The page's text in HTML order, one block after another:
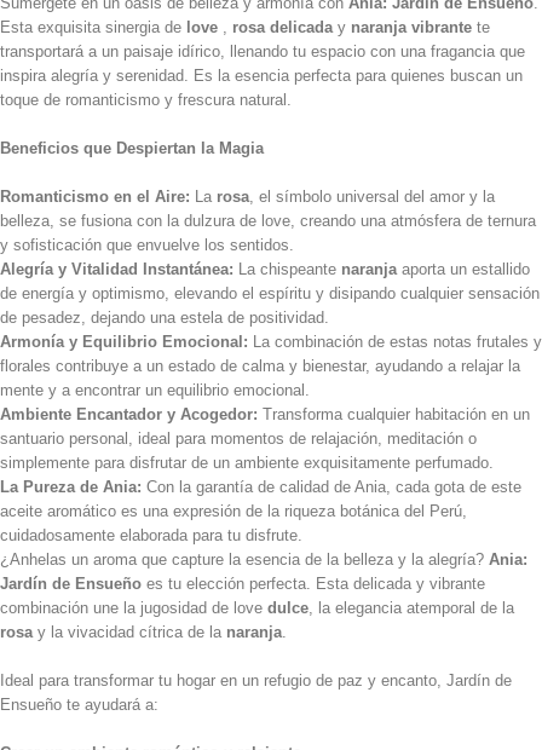
Esta exquisita sinergia de love , rosa delicaday naranja vibrante te
transportará a un paisaje idírico, llenando tu espacio con una fragancia que
inspira alegría y serenidad. Es la esencia perfecta para quienes buscan un
toque de romanticismo y frescura natural.
Beneficios que Despiertan la Magia
Romanticismo en el Aire: La rosa, el símbolo universal del amor y la
belleza, se fusiona con la dulzura de love, creando una atmósfera de ternura
y sofisticación que envuelve los sentidos.
Alegría y Vitalidad Instantánea: La chispeante naranjaaporta un estallido
de energía y optimismo, elevando el espíritu y disipando cualquier sensación
de pesadez, dejando una estela de positividad.
Armonía y Equilibrio Emocional: La combinación de estas notas frutales y
florales contribuye a un estado de calma y bienestar, ayudando a relajar la
mente y a encontrar un equilibrio emocional.
Ambiente Encantador y Acogedor: Transforma cualquier habitación en un
santuario personal, ideal para momentos de relajación, meditación o
simplemente para disfrutar de un ambiente exquisitamente perfumado.
La Pureza de Ania: Con la garantía de calidad de Ania, cada gota de este
aceite aromático es una expresión de la riqueza botánica del Perú,
cuidadosamente elaborada para tu disfrute.
¿Anhelas un aroma que capture la esencia de la belleza y la alegría? Ania:
Jardín de Ensueño es tu elección perfecta. Esta delicada y vibrante
combinación une la jugosidad de love dulce, la elegancia atemporal de la
rosay la vivacidad cítrica de la naranja.
Ideal para transformar tu hogar en un refugio de paz y encanto, Jardín de
Ensueño te ayudará a: